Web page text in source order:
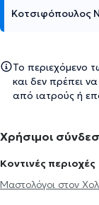
Κοτσιφόπουλος
Το περιεχόμενο
και δεν πρέπει
από ιατρούς ή
Χρήσιμοι
Κοντινές περιοχές
Μαστολόγοι στον